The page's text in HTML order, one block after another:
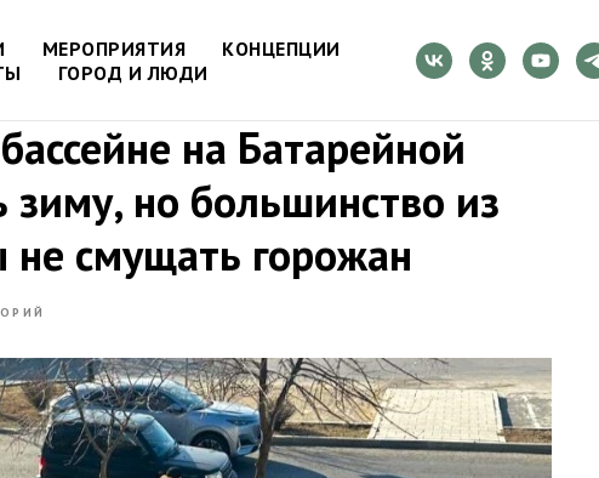
МЕРОПРИЯТИЯ
КОНЦЕПЦИИ
ГОРОД И ЛЮДИ
на Батарейной
но большинство из
не смущать горожан